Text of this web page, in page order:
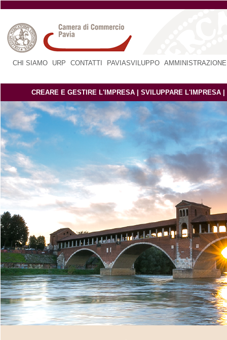
CHI SIAMO URP CONTATTI PAVIASVILUPPO
CREARE E GESTIRE L'IMPRESA SVILUPPARE L'IMPRESA